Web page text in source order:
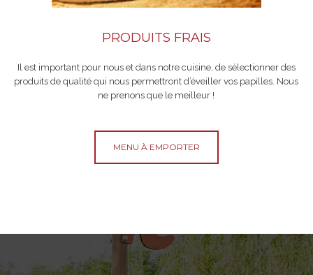
PRODUITS FRAIS
Il est important pour nous et dans notre cuisine, de sélectionner des
produits de qualité qui nous permettront d’éveiller vos papilles. Nous
ne prenons que le meilleur !
MENU À EMPORTER